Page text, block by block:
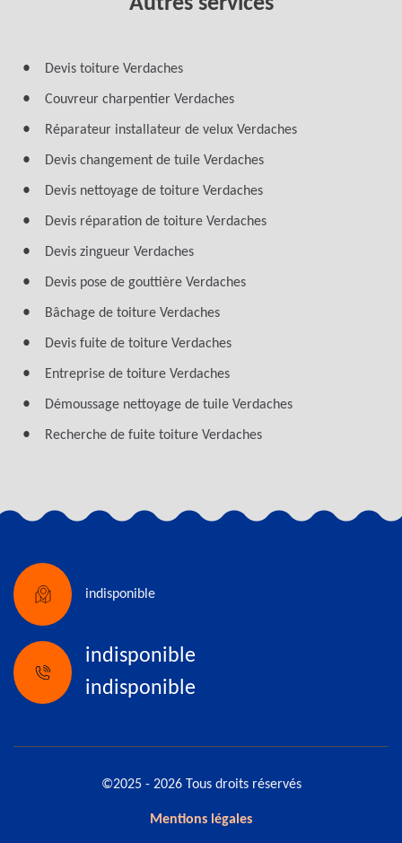
Devis toiture Verdaches
Couvreur charpentier Verdaches
Réparateur installateur de velux Verdaches
Devis changement de tuile Verdaches
Devis nettoyage de toiture Verdaches
Devis réparation de toiture Verdaches
Devis zingueur Verdaches
Devis pose de gouttière Verdaches
Bâchage de toiture Verdaches
Devis fuite de toiture Verdaches
Entreprise de toiture Verdaches
Démoussage nettoyage de tuile Verdaches
Recherche de fuite toiture Verdaches
indisponible
indisponible
indisponible
©2025 - 2026 Tous droits réservés
Mentions légales